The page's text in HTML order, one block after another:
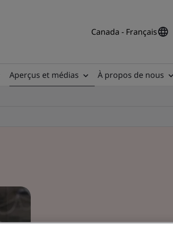
Canada - Français
Aperçus et médias
À propos de nous